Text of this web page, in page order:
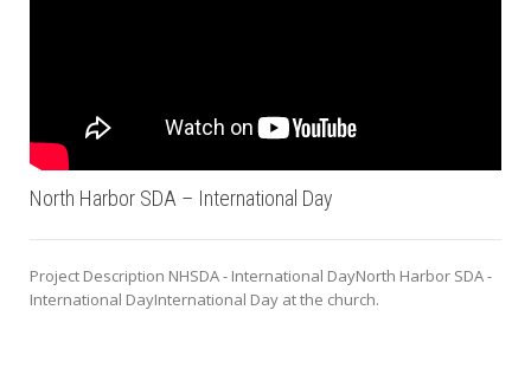
North Harbor SDA – International Day
Project Description NHSDA - International DayNorth Harbor SDA -
International DayInternational Day at the church.